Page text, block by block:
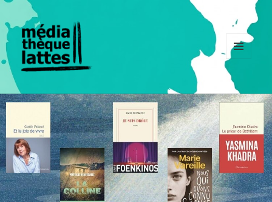
MENU
WIDGETS